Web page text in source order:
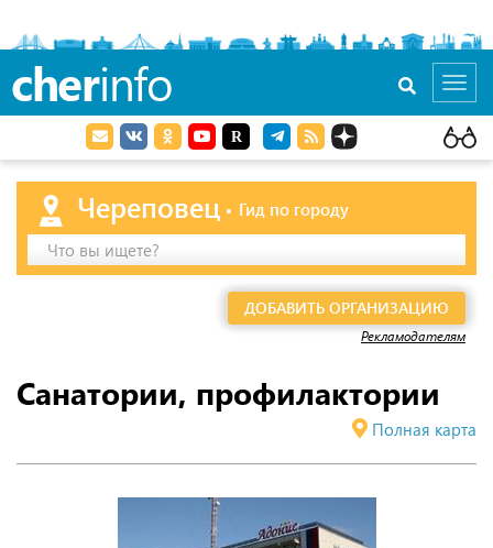
cherinfo
Череповец
Гид по городу
Что вы ищете?
ДОБАВИТЬ ОРГАНИЗАЦИЮ
Рекламодателям
Санатории, профилактории
Полная карта